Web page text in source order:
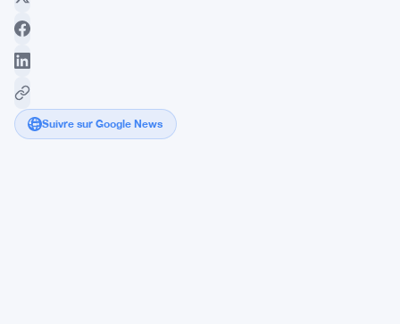
Suivre sur Google News